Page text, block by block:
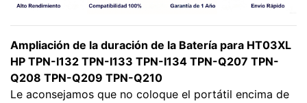
Ampliación de la duración de la Batería para HT03XL
HP TPN-I132 TPN-I133 TPN-I134 TPN-Q207 TPN-
Q208 TPN-Q209 TPN-Q210
Le aconsejamos que no coloque el portátil encima de